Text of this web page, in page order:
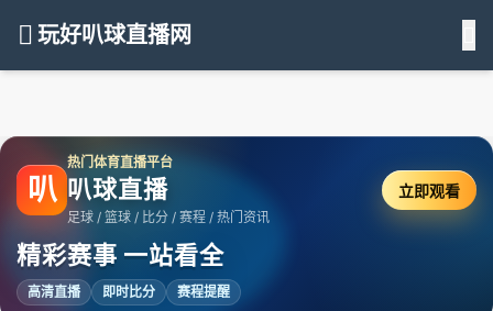
玩好叭球直播网
叭
热门体育直播平台
叭球直播
足球 / 篮球 / 比分 / 赛程 / 热门资讯
精彩赛事 一站看全
高清直播 即时比分 赛程提醒
立即观看